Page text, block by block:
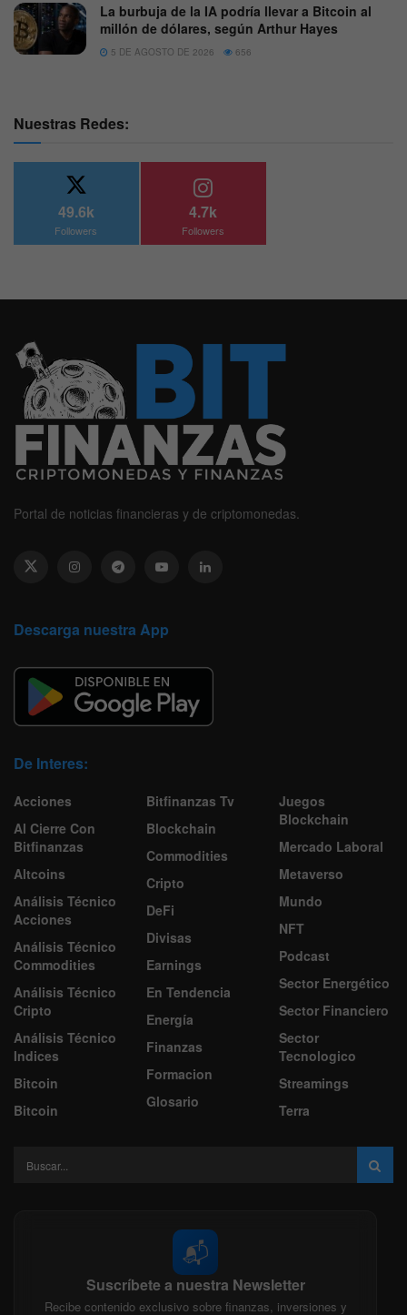
La burbuja de la IA podría llevar a Bitcoin al
millón de dólares, según Arthur Hayes
5 DE AGOSTO DE 2026 656
Nuestras Redes:
49.6k
Followers
4.7k
Followers
Portal de noticias financieras y de criptomonedas.
Descarga nuestra App
De Interes:
Acciones
Al Cierre Con
Bitfinanzas
Altcoins
Análisis Técnico
Acciones
Análisis Técnico
Commodities
Análisis Técnico
Cripto
Análisis Técnico
Indices
Bitcoin
Bitcoin
Bitfinanzas Tv
Blockchain
Commodities
Cripto
DeFi
Divisas
Earnings
En Tendencia
Energía
Finanzas
Formacion
Glosario
Juegos
Blockchain
Mercado Laboral
Metaverso
Mundo
NFT
Podcast
Sector Energético
Sector Financiero
Sector
Tecnologico
Streamings
Terra
📬
Suscríbete a nuestra Newsletter
Recibe contenido exclusivo sobre finanzas, inversiones y